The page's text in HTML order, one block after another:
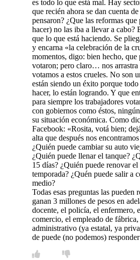
es todo lo que está mal. Hay
que recién ahora se dan cuenta
pensaron? ¿Que las reformas que
hacer) no las iba a llevar a cabo?
que lo que está haciendo. Se
y encarna «la celebración de la
momentos, digo: bien hecho, que
votaron; pero claro… nos arrastra
votamos a estos crueles. No son
están siendo un éxito porque
hacer, lo están logrando. Y que
para siempre los trabajadores
con gobiernos como éstos,
su situación económica. Como
Facebook: «Rosita, votá bien;
alta que después nos
¿Quién puede cambiar su auto
¿Quién puede llenar el tanque?
15 días? ¿Quién puede renovar el
temporada? ¿Quén puede salir a
medio?
Todas esas preguntas las pueden
ganan 3 millones de pesos en
docente, el policía, el enfermero,
comercio, el empleado de
administrativo (ya estatal, ya
de puede (no podemos)